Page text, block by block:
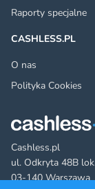
Cashless.pl
ul. Odkryta 48B
03-140 Warszawa
Raporty specjalne
CASHLESS.PL
O nas
Polityka Cookies